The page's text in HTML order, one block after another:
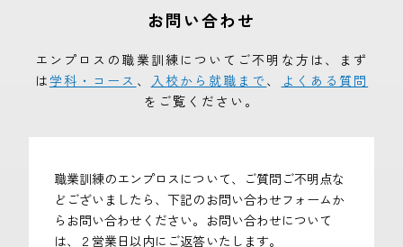
お問い合わせ
エンプロスの職業訓練についてご不明な方は、まず
は 学科・コース 、 入校から就職まで、
よくある質問
をご覧ください。
職業訓練のエンプロスについて、ご質問ご不明点な
どございましたら、下記のお問い合わせフォームか
らお問い合わせください。お問い合わせについて
は、２営業日以内にご返答いたします。